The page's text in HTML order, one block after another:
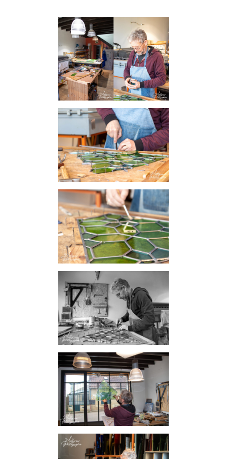
INFORMATIONS SUR LE PROJET « PLURI-
ELLES » ESTIME DE SOI
INFORMATIONS SUR LES PHOTOS DE
INFORMATIONS SUR LES PHOTOS